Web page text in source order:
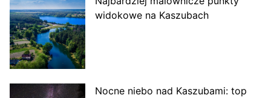
widokowe na Kaszubach
Nocne niebo nad Kaszubami: top